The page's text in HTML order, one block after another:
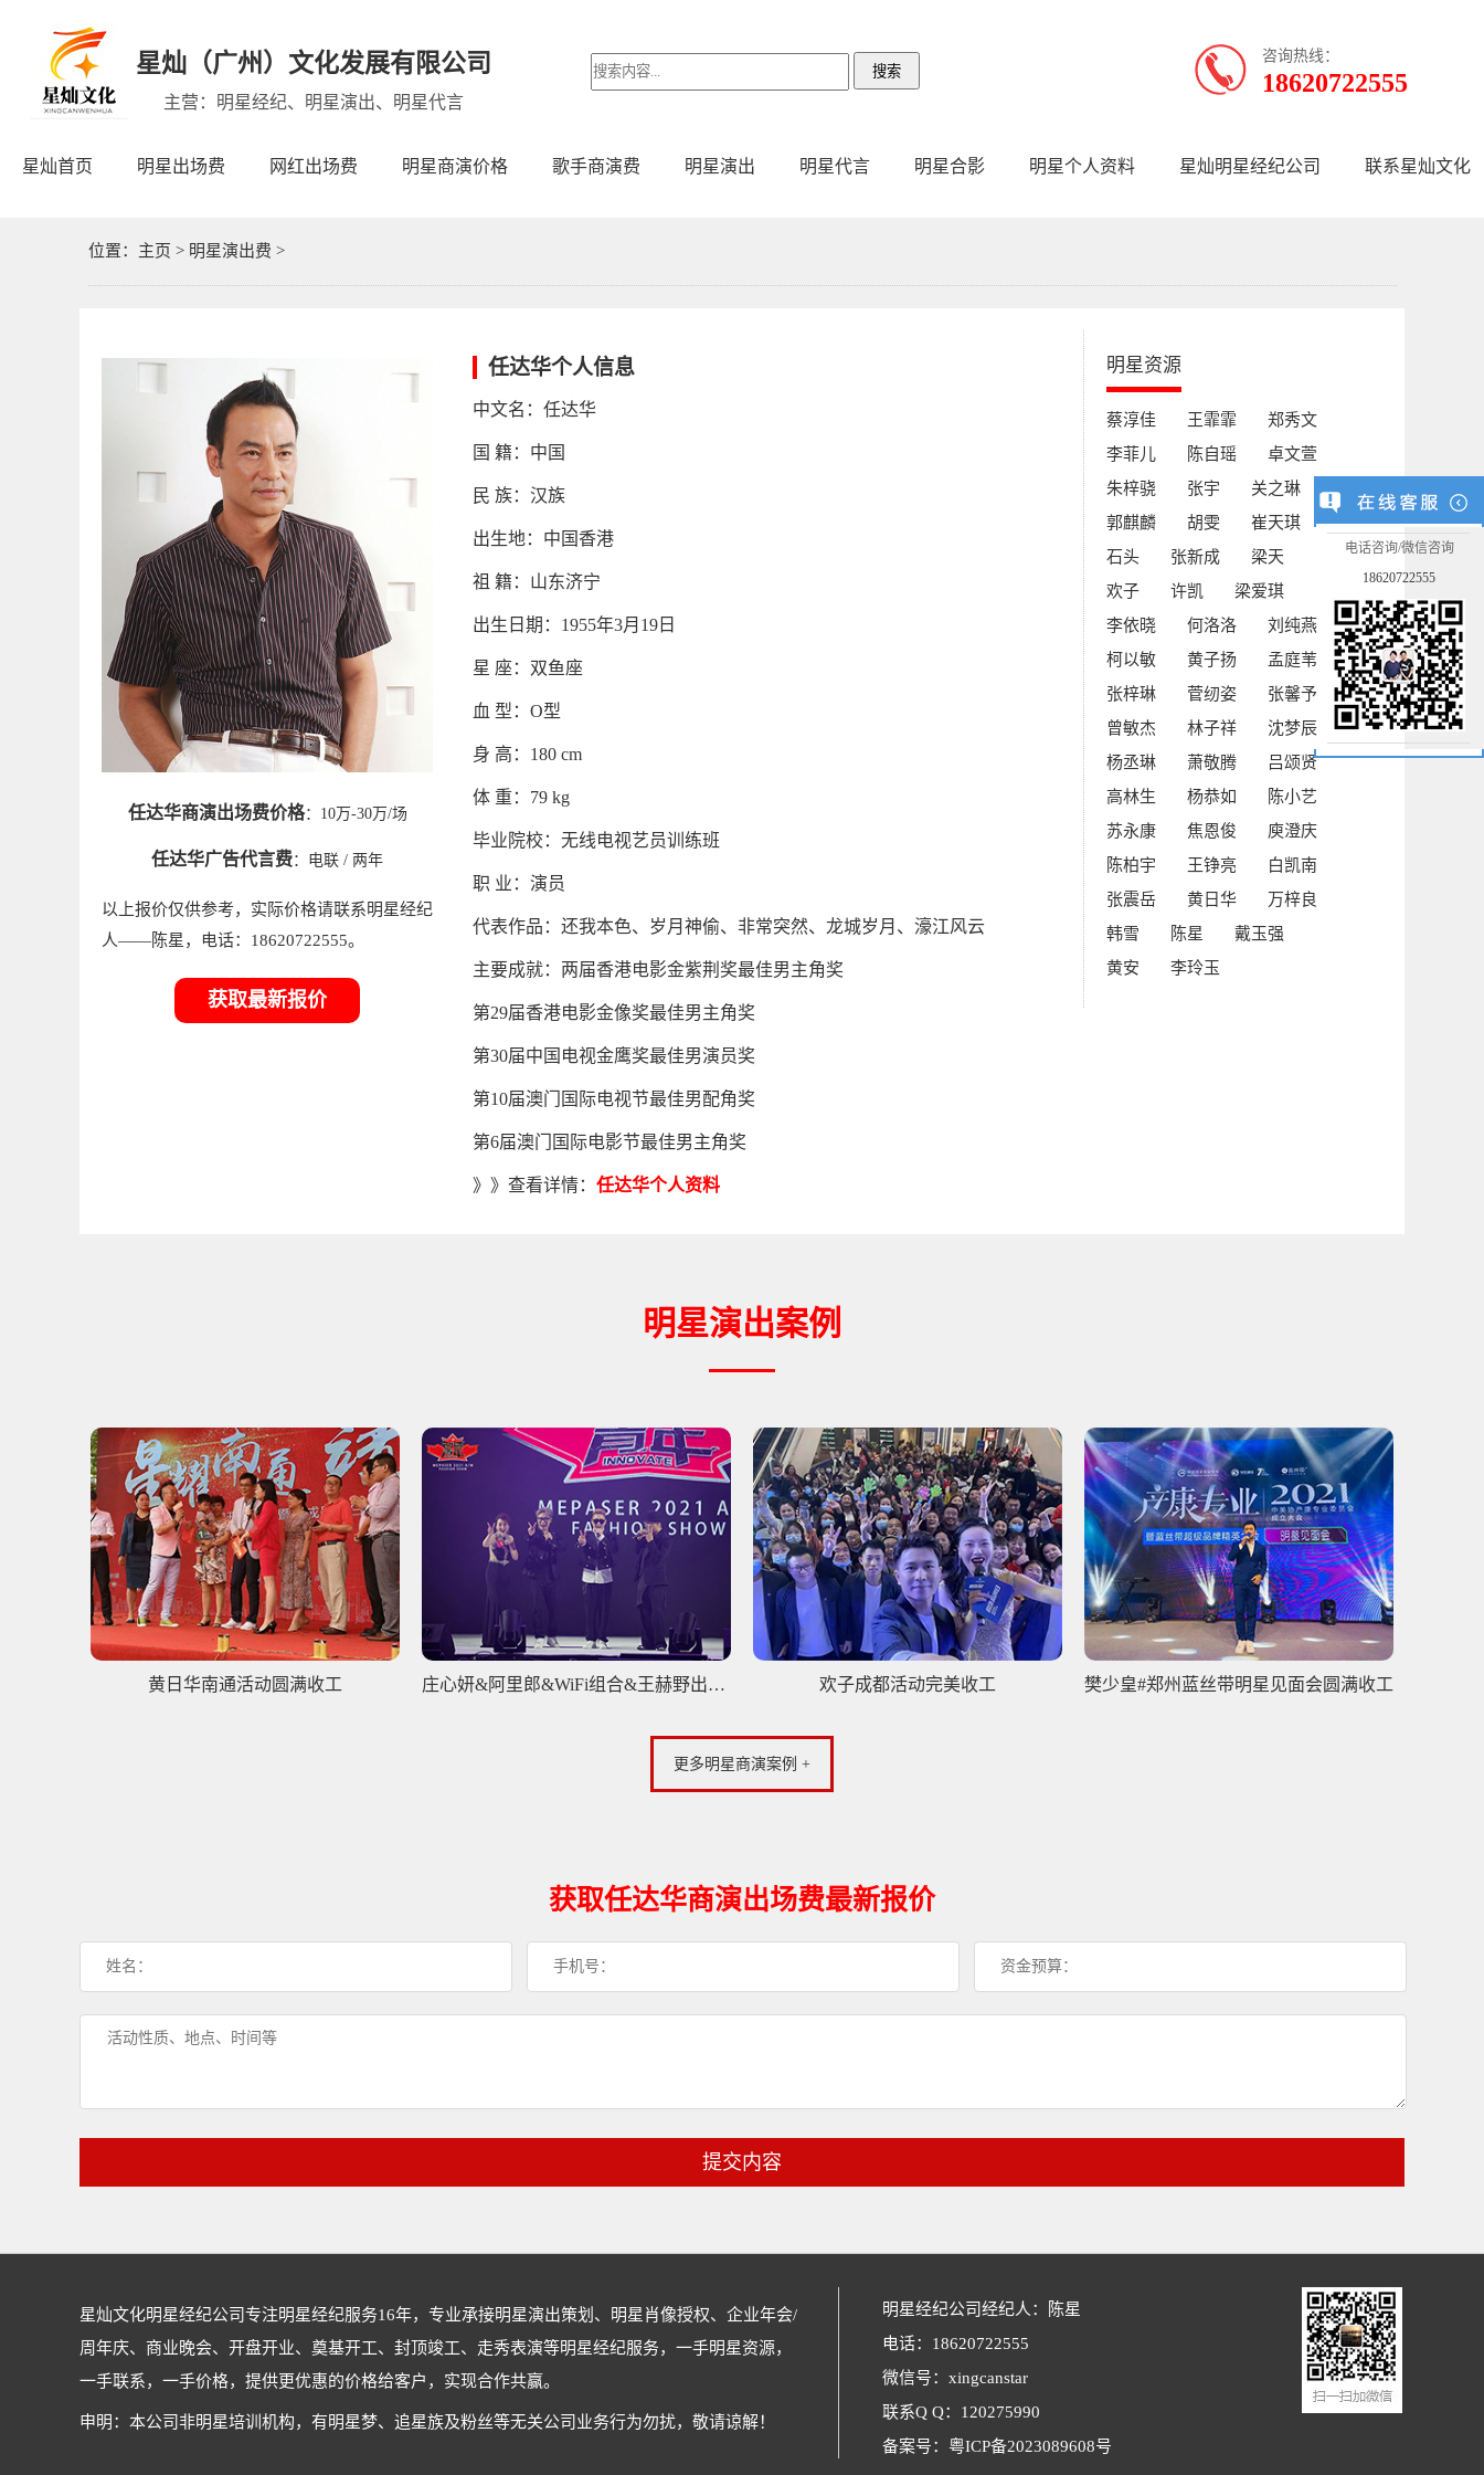
星灿（广州）文化发展有限公司
主营：明星经纪、明星演出、明星代言
咨询热线：
18620722555
星灿首页 明星出场费 网红出场费 明星商演价格 歌手商演费 明星演出 明星代言 明星合影 明星个人资料 星灿明星经纪公司 联系星灿文化
位置： 主页 > 明星演出费 >
任达华商演出场费价格：10万-30万/场
任达华广告代言费： 电联 / 两年
以上报价仅供参考，实际价格请联系明星经纪
人——陈星，电话：18620722555。
获取最新报价
任达华个人信息
中文名：任达华
国 籍：中国
民 族：汉族
出生地：中国香港
祖 籍：山东济宁
出生日期：1955年3月19日
星 座：双鱼座
血 型：O型
身 高：180 cm
体 重：79 kg
毕业院校：无线电视艺员训练班
职 业：演员
代表作品：还我本色、岁月神偷、非常突然、龙城岁月、濠江风云
主要成就：两届香港电影金紫荆奖最佳男主角奖
第29届香港电影金像奖最佳男主角奖
第30届中国电视金鹰奖最佳男演员奖
第10届澳门国际电视节最佳男配角奖
第6届澳门国际电影节最佳男主角奖
》》查看详情： 任达华个人资料
明星资源
蔡淳佳 王霏霏
郑秀文
李菲儿
陈自瑶
卓文萱
朱梓骁
张宇
关之琳
郭麒麟
胡雯
崔天琪
石头
张新成
梁天
欢子
许凯
梁爱琪
李依晓
何洛洛
刘纯燕
柯以敏
黄子扬
孟庭苇
张梓琳
菅纫姿
张馨予
曾敏杰
林子祥
沈梦辰
杨丞琳
萧敬腾
吕颂贤
高林生
杨恭如
陈小艺
苏永康
焦恩俊
庾澄庆
陈柏宇
王铮亮
白凯南
张震岳
黄日华
万梓良
韩雪
陈星
戴玉强
黄安
李玲玉
明星演出案例
黄日华南通活动圆满收工 庄心妍&阿里郎&WiFi组合&王赫野出席玛帕萨2023秋冬新品发布会 欢子成都活动完美收工 樊少皇#郑州蓝丝带明星见面会圆满收工
更多明星商演案例 +
获取任达华商演出场费最新报价
提交内容
星灿文化明星经纪公司专注明星经纪服务16年，专业承接明星演出策划、明星肖像授权、企业年会/
周年庆、商业晚会、开盘开业、奠基开工、封顶竣工、走秀表演等明星经纪服务，一手明星资源，
一手联系，一手价格，提供更优惠的价格给客户，实现合作共赢。
申明：本公司非明星培训机构，有明星梦、追星族及粉丝等无关公司业务行为勿扰，敬请谅解！
明星经纪公司经纪人：陈星
电话：18620722555
微信号：xingcanstar
联系Q Q：120275990
备案号： 粤ICP备2023089608号
电话咨询/微信咨询
18620722555